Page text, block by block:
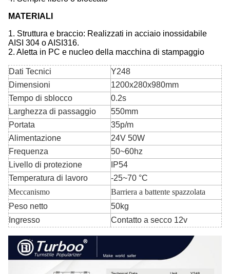
MATERIALI
1. Struttura e braccio: Realizzati in acciaio inossidabile
AISI 304 o AISI316.
2. Aletta in PC e nucleo della macchina di stampaggio
Dati Tecnici
Y248
Dimensioni
1200x280x980mm
Tempo di sblocco
0.2s
Larghezza di passaggio
550mm
Portata
35p/m
Alimentazione
24V 50W
Frequenza
50~60hz
Livello di protezione
IP54
Temperatura di lavoro
-25~70 °C
Meccanismo
Barriera a battente spazzolata
Peso netto
50kg
Ingresso
Contatto a secco 12v